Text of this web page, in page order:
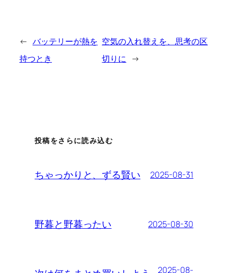
← バッテリーが熱を
持つとき
空気の入れ替えを、思考の区
切りに →
投稿をさらに読み込む
ちゃっかりと、ずる賢い 2025-08-31
野暮と野暮ったい 2025-08-30
2025-08-